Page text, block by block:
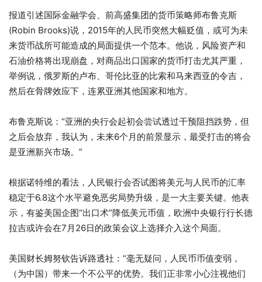
报道引述国际金融学会、前高盛集团的货币策略师布鲁克斯
(Robin Brooks)说，2015年的人民币突然大幅贬值，或可为未
来货币战所可能造成的局面提供一个范本。他说，风险资产和
石油价格将出现崩盘，对商品出口国家的货币打击尤其严重，
举例说，俄罗斯的卢布、哥伦比亚的比索和马来西亚的令吉，
然后在骨牌效应下，连累亚洲其他国家和地方。
布鲁克斯说：“亚洲的央行会起初会尝试透过干预阻挡跌势，但
之后会放弃，我认为，未来6个月的前景显示，最受打击的将会
是亚洲新兴市场。”
根据诺特维的看法，人民银行会否试图将美元与人民币的汇率
稳定于6.8这个水平避免恶劣局势升级，是一大主要关键。他表
示，有鉴美国企图“出口术”降低美元币值，欧洲中央银行行长德
拉吉或许会在7月26日的政策会议上选择介入这个局面。
美国财长姆努钦告诉路透社：“毫无疑问，人民币币值变弱，
（为中国）带来一个不公平的优势。我们正非常小心注视他们